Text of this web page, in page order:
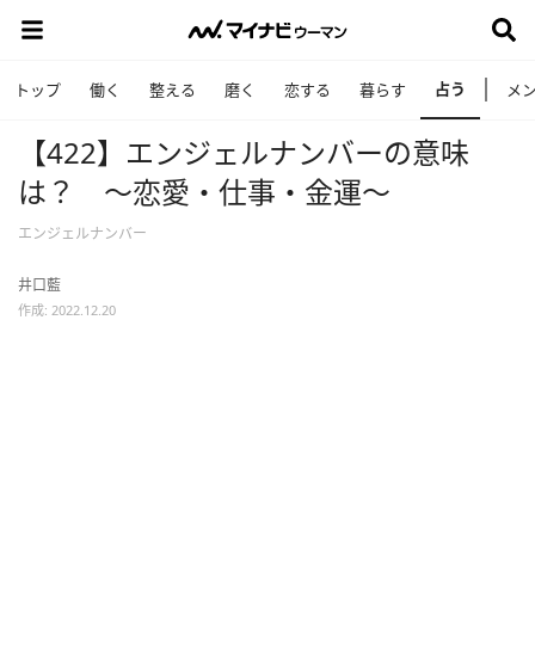
トップ 働く 整える 磨く 恋する 暮らす 占う メ
【422】エンジェルナンバーの意味
は？ ～恋愛・仕事・金運～
エンジェルナンバー
井口藍
作成: 2022.12.20